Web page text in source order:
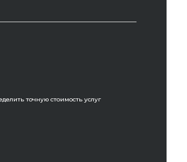
точную стоимость услуг